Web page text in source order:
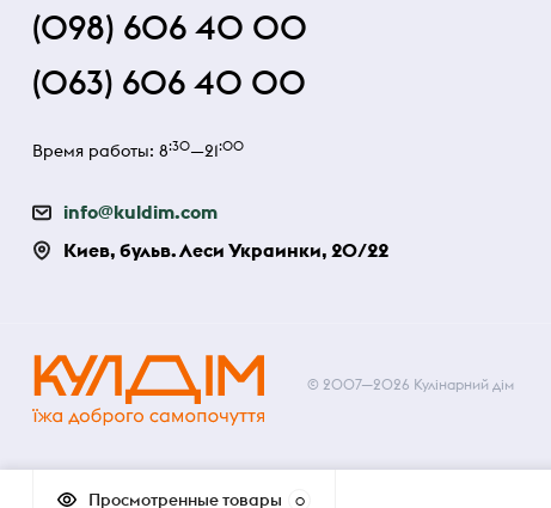
(098) 606 40 00
(063) 606 40 00
Время работы: 8:30—21:00
info@kuldim.com
Киев, бульв. Леси Украинки, 20/22
© 2007—2026 Кулінарний дім
Просмотренные товары 0